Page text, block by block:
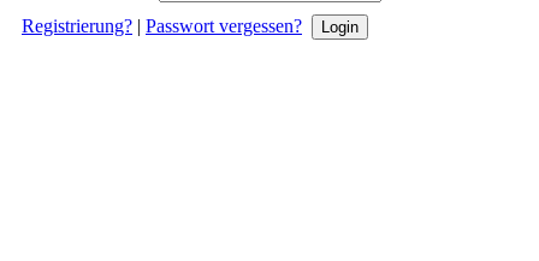
Registrierung? | Passwort vergessen?